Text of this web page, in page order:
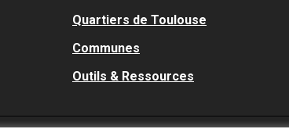
Quartiers de Toulouse
Communes
Outils & Ressources